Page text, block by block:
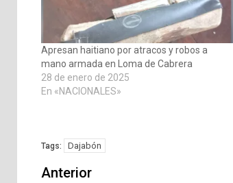
Apresan haitiano por atracos y robos a
mano armada en Loma de Cabrera
28 de enero de 2025
En «NACIONALES»
Tags: Dajabón
Navegación
Anterior